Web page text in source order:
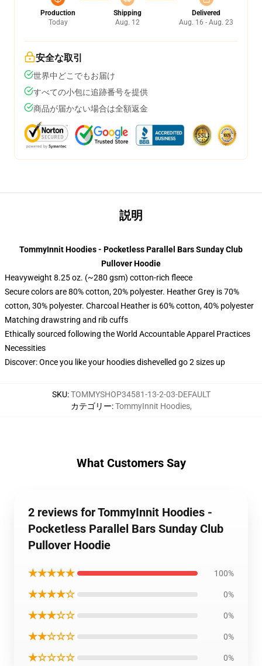
Production
Today
Shipping
Aug. 12
Delivered
Aug. 16 - Aug. 23
安全な取引
世界中どこでもお届け
すべての小包に追跡番号を提供
商品が届かない場合は全額返金
説明
TommyInnit Hoodies - Pocketless Parallel Bars Sunday Club
Pullover Hoodie
Heavyweight 8.25 oz. (~280 gsm) cotton-rich fleece
Secure colors are 80% cotton, 20% polyester. Heather Grey is 70%
cotton, 30% polyester. Charcoal Heather is 60% cotton, 40% polyester
Matching drawstring and rib cuffs
Ethically sourced following the World Accountable Apparel Practices
Necessities
Discover: Once you like your hoodies dishevelled go 2 sizes up
SKU:TOMMYSHOP34581-13-2-03-DEFAULT
カテゴリー:TommyInnit Hoodies,
What Customers Say
2 reviews for TommyInnit Hoodies -
Pocketless Parallel Bars Sunday Club
Pullover Hoodie
★★★★★ 100%
★★★★☆ 0%
★★★☆☆ 0%
★★☆☆☆ 0%
★☆☆☆☆ 0%